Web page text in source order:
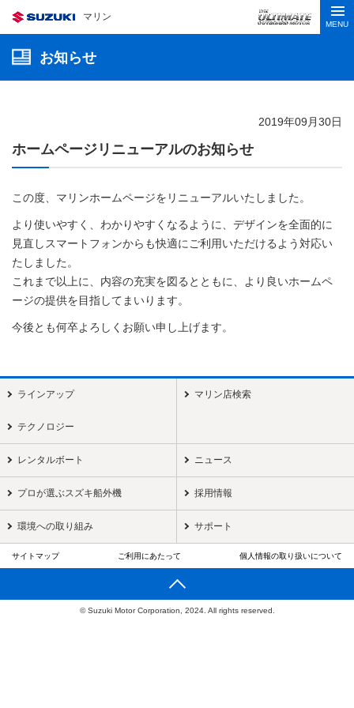
マリン
MENU
お知らせ
2019年09月30日
ホームページリニューアルのお知らせ
この度、マリンホームページをリニューアルいたしました。
より使いやすく、わかりやすくなるように、デザインを全面的に
見直しスマートフォンからも快適にご利用いただけるよう対応い
たしました。
これまで以上に、内容の充実を図るとともに、より良いホームペ
ージの提供を目指してまいります。
今後とも何卒よろしくお願い申し上げます。
ラインアップ
テクノロジー
マリン店検索
レンタルボート ニュース
プロが選ぶスズキ船外機 採用情報
環境への取り組み サポート
サイトマップ ご利用にあたって 個人情報の取り扱いについて
© Suzuki Motor Corporation, 2024. All rights reserved.